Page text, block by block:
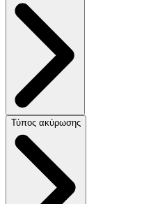
Τύπος ακύρωσης